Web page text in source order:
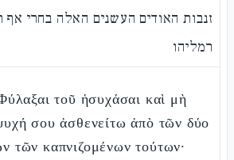
זנבות האודים העשנים האלה בחרי אף
רמליהו
τοῦ ἡσυχάσαι καὶ μὴ
σου ἀσθενείτω ἀπὸ τῶν δύο
τῶν καπνιζομένων τούτων·